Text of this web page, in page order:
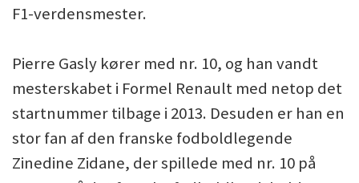
F1-verdensmester.
Pierre Gasly kører med nr. 10, og han vandt
mesterskabet i Formel Renault med netop det
startnummer tilbage i 2013. Desuden er han en
stor fan af den franske fodboldlegende
Zinedine Zidane, der spillede med nr. 10 på